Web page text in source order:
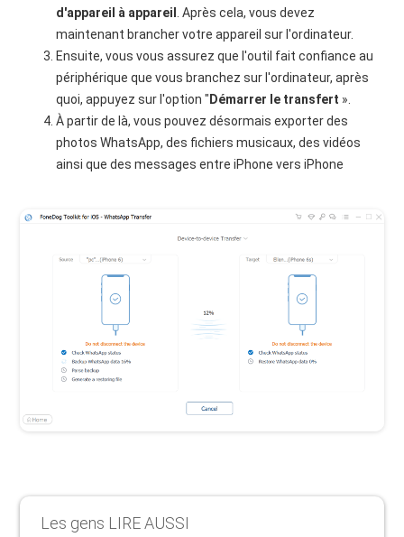
d'appareil à appareil
. Après cela, vous devez
maintenant brancher votre appareil sur l'ordinateur.
Ensuite, vous vous assurez que l'outil fait confiance au
périphérique que vous branchez sur l'ordinateur, après
quoi, appuyez sur l'option " Démarrer le transfert ».
À partir de là, vous pouvez désormais exporter des
photos WhatsApp, des fichiers musicaux, des vidéos
ainsi que des messages entre iPhone vers iPhone
Les gens LIRE AUSSI